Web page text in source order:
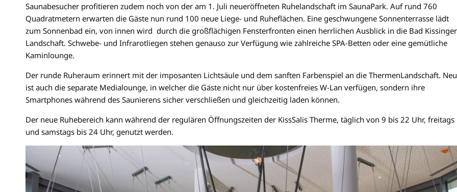
Saunabesucher profitieren zudem noch von der am 1. Juli neueröffneten Ruhelandschaft im SaunaPark. Auf rund 760
Quadratmetern erwarten die Gäste nun rund 100 neue Liege- und Ruheflächen. Eine geschwungene Sonnenterrasse lädt
zum Sonnenbad ein, von innen wird durch die großflächigen Fensterfronten einen herrlichen Ausblick in die Bad Kissinger
Landschaft. Schwebe- und Infrarotliegen stehen genauso zur Verfügung wie zahlreiche SPA-Betten oder eine gemütliche
Kaminlounge.
Der runde Ruheraum erinnert mit der imposanten Lichtsäule und dem sanften Farbenspiel an die ThermenLandschaft. Neu
ist auch die separate Medialounge, in welcher die Gäste nicht nur über kostenfreies W-Lan verfügen, sondern ihre
Smartphones während des Saunierens sicher verschließen und gleichzeitig laden können.
Der neue Ruhebereich kann während der regulären Öffnungszeiten der KissSalis Therme, täglich von 9 bis 22 Uhr, freitags
und samstags bis 24 Uhr, genutzt werden.